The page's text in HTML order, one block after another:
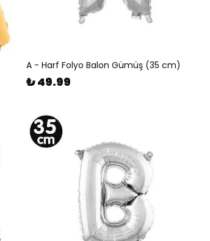
A - Harf Folyo Balon Gümüş (35 cm)
₺ 49.99